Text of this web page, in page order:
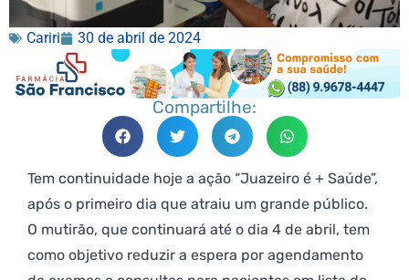
Cariri 30 de abril de 2024
Compartilhe:
Tem continuidade hoje a ação “Juazeiro é + Saúde”,
após o primeiro dia que atraiu um grande público.
O mutirão, que continuará até o dia 4 de abril, tem
como objetivo reduzir a espera por agendamento